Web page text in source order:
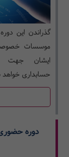
گذراندن این
موسسات
ایشان جهت
حسابداری
دوره